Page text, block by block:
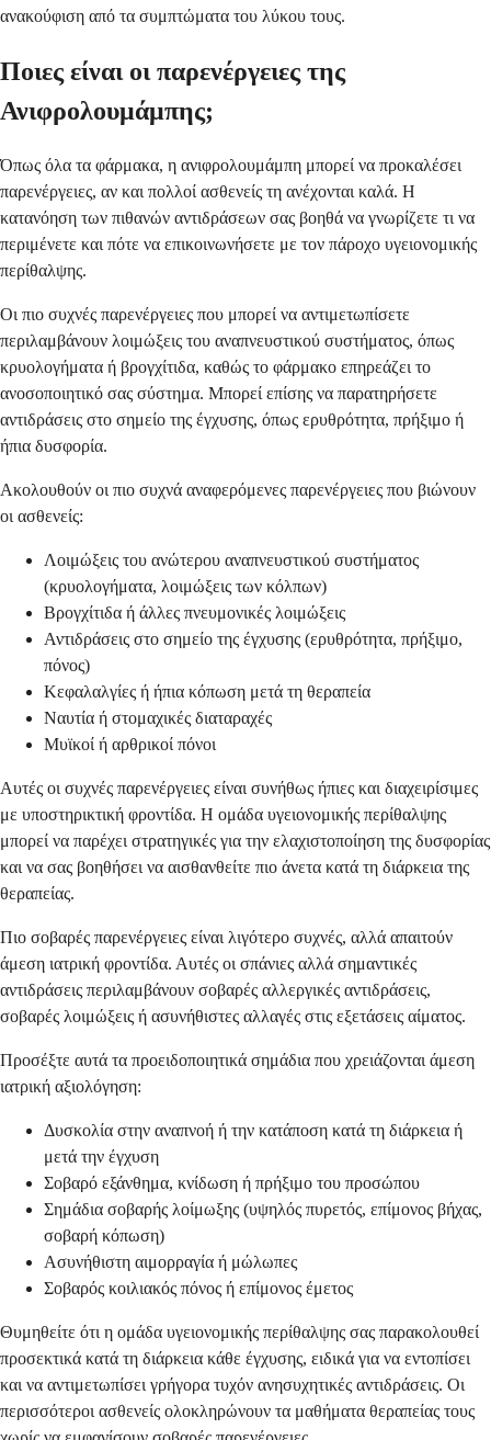
ανακούφιση από τα συμπτώματα του λύκου τους.
Ποιες είναι οι παρενέργειες της
Ανιφρολουμάμπης;
Όπως όλα τα φάρμακα, η ανιφρολουμάμπη μπορεί να προκαλέσει
παρενέργειες, αν και πολλοί ασθενείς τη ανέχονται καλά. Η
κατανόηση των πιθανών αντιδράσεων σας βοηθά να γνωρίζετε τι να
περιμένετε και πότε να επικοινωνήσετε με τον πάροχο υγειονομικής
περίθαλψης.
Οι πιο συχνές παρενέργειες που μπορεί να αντιμετωπίσετε
περιλαμβάνουν λοιμώξεις του αναπνευστικού συστήματος, όπως
κρυολογήματα ή βρογχίτιδα, καθώς το φάρμακο επηρεάζει το
ανοσοποιητικό σας σύστημα. Μπορεί επίσης να παρατηρήσετε
αντιδράσεις στο σημείο της έγχυσης, όπως ερυθρότητα, πρήξιμο ή
ήπια δυσφορία.
Ακολουθούν οι πιο συχνά αναφερόμενες παρενέργειες που βιώνουν
οι ασθενείς:
Λοιμώξεις του ανώτερου αναπνευστικού συστήματος
(κρυολογήματα, λοιμώξεις των κόλπων)
Βρογχίτιδα ή άλλες πνευμονικές λοιμώξεις
Αντιδράσεις στο σημείο της έγχυσης (ερυθρότητα, πρήξιμο,
πόνος)
Κεφαλαλγίες ή ήπια κόπωση μετά τη θεραπεία
Ναυτία ή στομαχικές διαταραχές
Μυϊκοί ή αρθρικοί πόνοι
Αυτές οι συχνές παρενέργειες είναι συνήθως ήπιες και διαχειρίσιμες
με υποστηρικτική φροντίδα. Η ομάδα υγειονομικής περίθαλψης
μπορεί να παρέχει στρατηγικές για την ελαχιστοποίηση της δυσφορίας
και να σας βοηθήσει να αισθανθείτε πιο άνετα κατά τη διάρκεια της
θεραπείας.
Πιο σοβαρές παρενέργειες είναι λιγότερο συχνές, αλλά απαιτούν
άμεση ιατρική φροντίδα. Αυτές οι σπάνιες αλλά σημαντικές
αντιδράσεις περιλαμβάνουν σοβαρές αλλεργικές αντιδράσεις,
σοβαρές λοιμώξεις ή ασυνήθιστες αλλαγές στις εξετάσεις αίματος.
Προσέξτε αυτά τα προειδοποιητικά σημάδια που χρειάζονται άμεση
ιατρική αξιολόγηση:
Δυσκολία στην αναπνοή ή την κατάποση κατά τη διάρκεια ή
μετά την έγχυση
Σοβαρό εξάνθημα, κνίδωση ή πρήξιμο του προσώπου
Σημάδια σοβαρής λοίμωξης (υψηλός πυρετός, επίμονος βήχας,
σοβαρή κόπωση)
Ασυνήθιστη αιμορραγία ή μώλωπες
Σοβαρός κοιλιακός πόνος ή επίμονος έμετος
Θυμηθείτε ότι η ομάδα υγειονομικής περίθαλψης σας παρακολουθεί
προσεκτικά κατά τη διάρκεια κάθε έγχυσης, ειδικά για να εντοπίσει
και να αντιμετωπίσει γρήγορα τυχόν ανησυχητικές αντιδράσεις. Οι
περισσότεροι ασθενείς ολοκληρώνουν τα μαθήματα θεραπείας τους